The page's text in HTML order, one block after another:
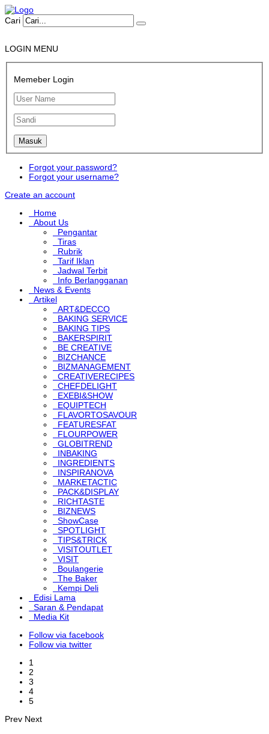
Cari
LOGIN MENU
Memeber Login
Forgot your password?
Forgot your username?
Create an account
Home
About Us
Pengantar
Tiras
Rubrik
Tarif Iklan
Jadwal Terbit
Info Berlangganan
News & Events
Artikel
ART&DECCO
BAKING SERVICE
BAKING TIPS
BAKERSPIRIT
BE CREATIVE
BIZCHANCE
BIZMANAGEMENT
CREATIVERECIPES
CHEFDELIGHT
EXEBI&SHOW
EQUIPTECH
FLAVORTOSAVOUR
FEATURESFAT
FLOURPOWER
GLOBITREND
INBAKING
INGREDIENTS
INSPIRANOVA
MARKETACTIC
PACK&DISPLAY
RICHTASTE
BIZNEWS
ShowCase
SPOTLIGHT
TIPS&TRICK
VISITOUTLET
VISIT
Boulangerie
The Baker
Kempi Deli
Edisi Lama
Saran & Pendapat
Media Kit
Follow via facebook
Follow via twitter
1
2
3
4
5
Prev Next